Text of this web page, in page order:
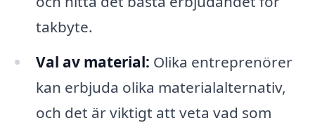
takbyte.
Val av material: Olika entreprenörer
kan erbjuda olika materialalternativ,
och det är viktigt att veta vad som